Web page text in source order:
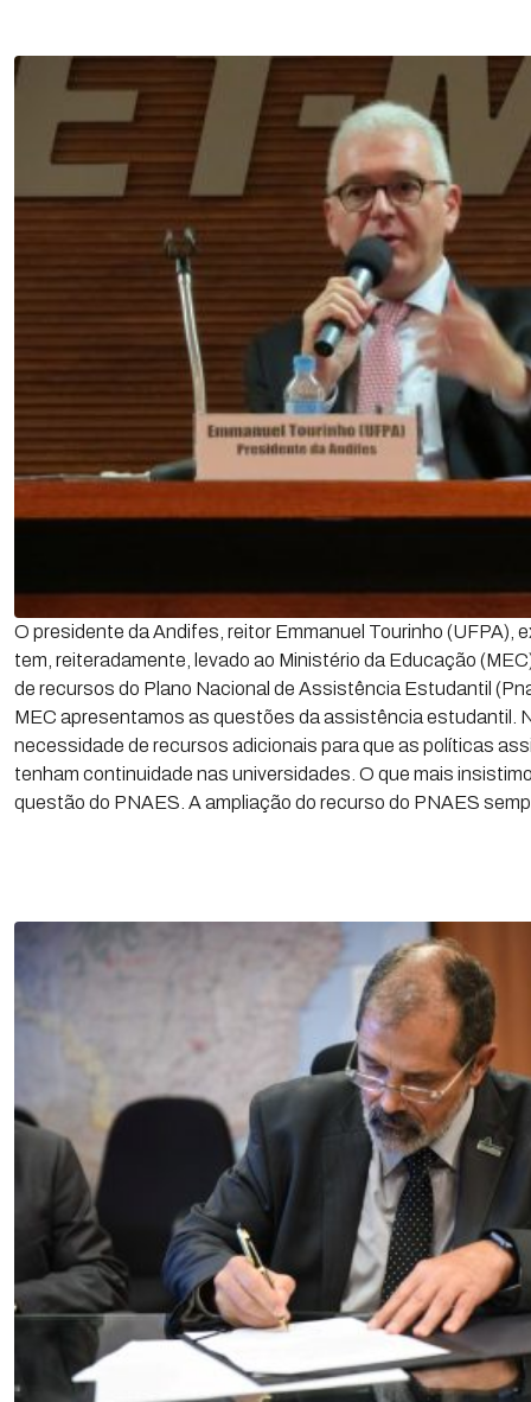
O presidente da Andifes, reitor Emmanuel Tourinho (UFPA),
tem, reiteradamente, levado ao Ministério da Educação
de recursos do Plano Nacional de Assistência Estudantil
MEC apresentamos as questões da assistência estudantil.
necessidade de recursos adicionais para que as políticas
tenham continuidade nas universidades. O que mais
questão do PNAES. A ampliação do recurso do PNAES